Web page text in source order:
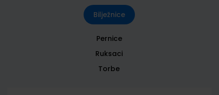
Bilježnice
Pernice
Ruksaci
Torbe